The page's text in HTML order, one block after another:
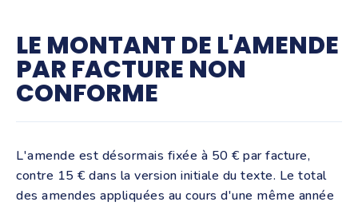
LE MONTANT DE L'AMENDE
PAR FACTURE NON
CONFORME
L'amende est désormais fixée à 50 € par facture,
contre 15 € dans la version initiale du texte. Le total
des amendes appliquées au cours d'une même année